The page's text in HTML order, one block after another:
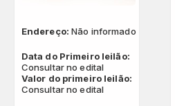
Endereço:Não informado
Data do Primeiro leilão:
Consultar no edital
Valor do primeiro leilão:
Consultar no edital